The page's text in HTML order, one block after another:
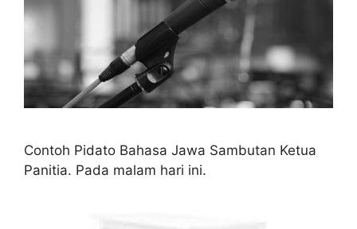
Contoh Pidato Bahasa Jawa Sambutan Ketua
Panitia. Pada malam hari ini.